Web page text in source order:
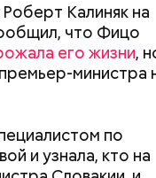
Калиняк на
что Фицо
его жизни,
министра
по
и узнала, кто на
человека в
нужно